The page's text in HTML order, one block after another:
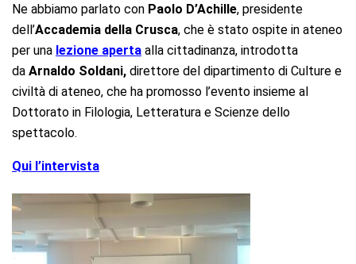
Ne abbiamo parlato con Paolo D’Achille, presidente
dell’Accademia della Crusca, che è stato ospite in ateneo
per una lezione aperta alla cittadinanza, introdotta
da Arnaldo Soldani, direttore del dipartimento di Culture e
civiltà di ateneo, che ha promosso l’evento insieme al
Dottorato in Filologia, Letteratura e Scienze dello
spettacolo.
Qui l’intervista